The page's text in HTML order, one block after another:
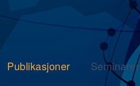
Publikasjoner Seminarer